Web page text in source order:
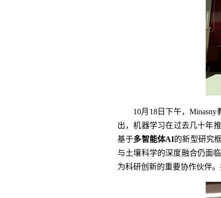
10月18日下午，Minasny
出，机器学习在过去几十年
基于多智能体AI的新型研究
与土壤科学的深度融合仍面
为科研创新的重要协作伙伴